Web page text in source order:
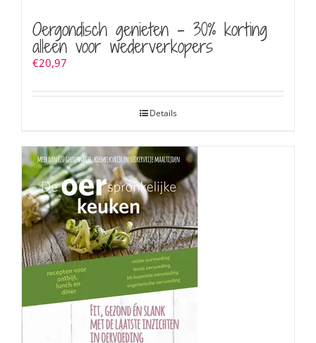
Oergondisch genieten – 30% korting
alleen voor wederverkopers
€20,97
Details